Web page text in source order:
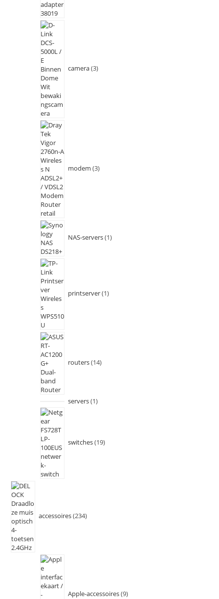
camera 3
modem 3
NAS-servers 1
printserver 1
routers 14
servers 1
switches 19
accessoires 234
Apple-accessoires 9